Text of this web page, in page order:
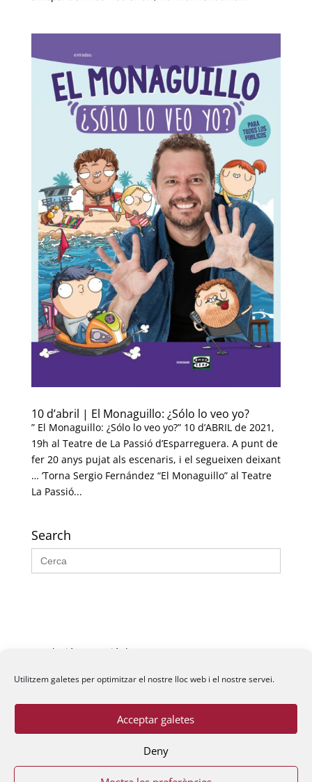
Utilitzem galetes per optimitzar el nostre lloc web i el nostre servei.
Acceptar galetes
Deny
10 d’abril | El Monaguillo: ¿Sólo lo veo yo?
” El Monaguillo: ¿Sólo lo veo yo?” 10 d’ABRIL de 2021,
19h al Teatre de La Passió d’Esparreguera. A punt de
fer 20 anys pujat als escenaris, i el segueixen deixant
… ‘Torna Sergio Fernández “El Monaguillo” al Teatre
La Passió...
Search
Search
for:
Fundació La Passió d’Esparreguera, 2026